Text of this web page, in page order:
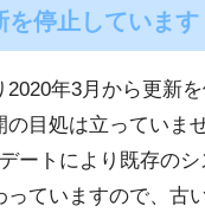
を停止しています
2020年3月から更新
目処は立っていませ
ートにより既存の
っていますので、古